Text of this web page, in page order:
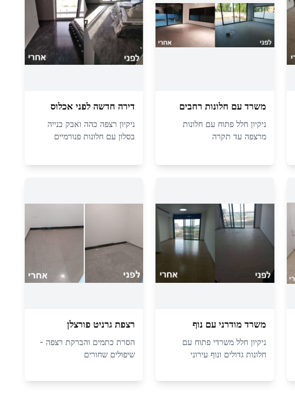
משרד עם חלונות רחבים
ניקיון חלל פתוח עם חלונות
מרצפה עד תקרה
דירה חדשה לפני אכלוס
ניקיון רצפה כהה ואבק בנייה
בסלון עם חלונות פנורמיים
משרד מודרני עם נוף
ניקיון חלל משרדי פתוח עם
חלונות גדולים ונוף עירוני
רצפת גרניט פורצלן
הסרת כתמים והברקת רצפה -
שיפולים שחורים